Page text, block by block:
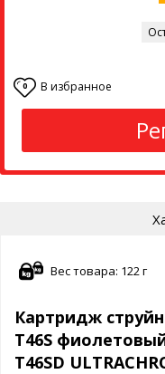
0 В избранное
Вес товара: 122 г
Картридж
T46S
T46SD